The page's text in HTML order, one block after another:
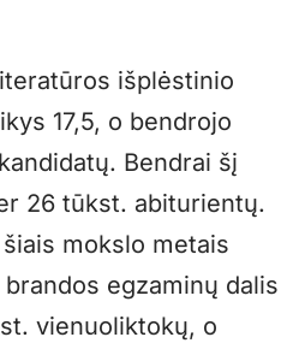
išplėstinio
17,5, o bendrojo
Bendrai šį
26 tūkst. abiturientų.
mokslo metais
egzaminų dalis
vienuoliktokų, o